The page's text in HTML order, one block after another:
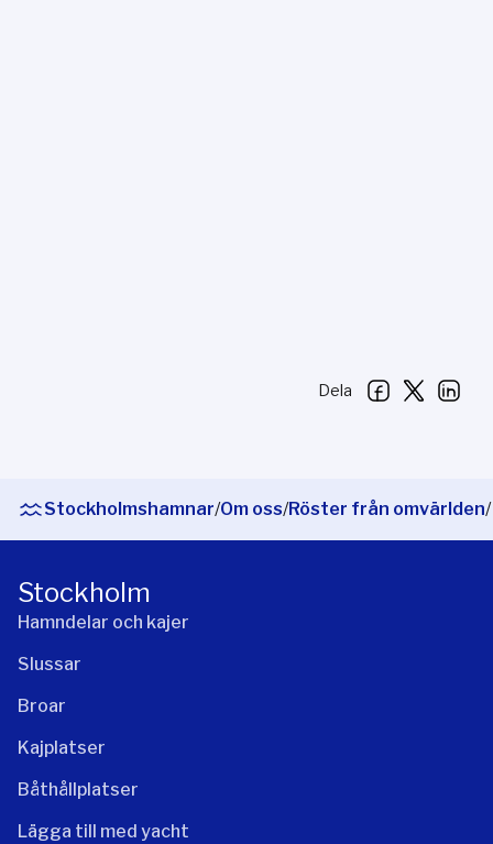
Dela
Stockholmshamnar/Om oss/Röster från omvärlden/
Stockholm
Hamndelar och kajer
Slussar
Broar
Kajplatser
Båthållplatser
Lägga till med yacht